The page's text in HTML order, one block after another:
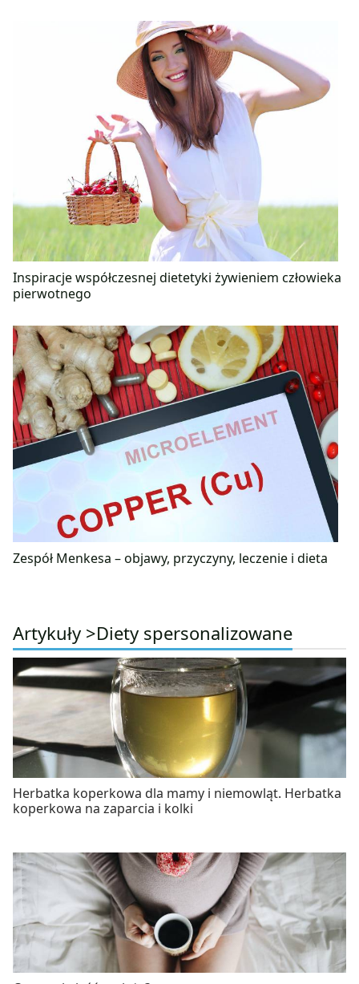
Inspiracje współczesnej dietetyki żywieniem człowieka
pierwotnego
Zespół Menkesa – objawy, przyczyny, leczenie i dieta
Artykuły >Diety spersonalizowane
Herbatka koperkowa dla mamy i niemowląt. Herbatka
koperkowa na zaparcia i kolki